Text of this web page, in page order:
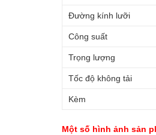
Đường kính lưỡi
Công suất
Trọng lượng
Tốc độ không tải
Kèm
Một số hình ảnh sản